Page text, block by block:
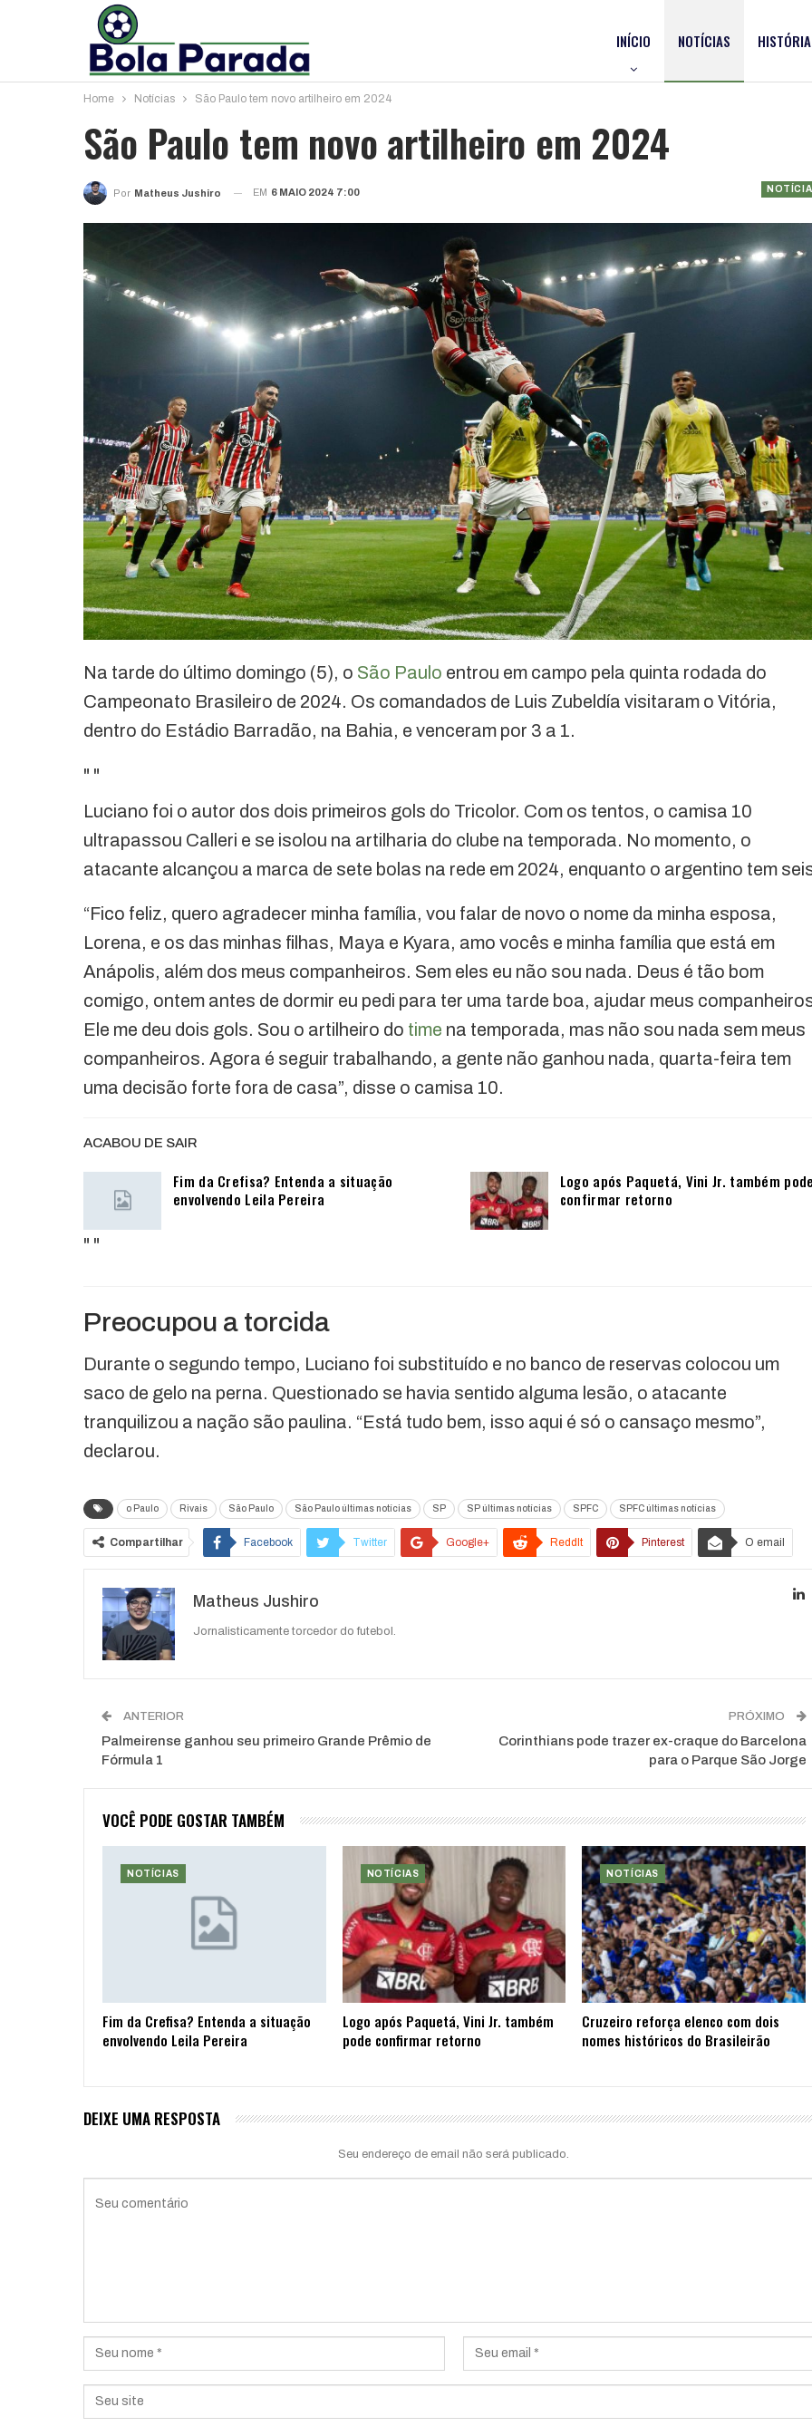
INÍCIO NOTÍCIAS HISTÓRIA
Home Notícias São Paulo tem novo artilheiro em 2024
São Paulo tem novo artilheiro em 2024
Por Matheus Jushiro EM 6 MAIO 2024 7:00
Na tarde do último domingo (5), o São Paulo entrou em campo pela quinta rodada do
Campeonato Brasileiro de 2024. Os comandados de Luis Zubeldía visitaram o Vitória,
dentro do Estádio Barradão, na Bahia, e venceram por 3 a 1.
" "
Luciano foi o autor dos dois primeiros gols do Tricolor. Com os tentos, o camisa 10
ultrapassou Calleri e se isolou na artilharia do clube na temporada. No momento, o
atacante alcançou a marca de sete bolas na rede em 2024, enquanto o argentino tem
“Fico feliz, quero agradecer minha família, vou falar de novo o nome da minha esposa,
Lorena, e os das minhas filhas, Maya e Kyara, amo vocês e minha família que está em
Anápolis, além dos meus companheiros. Sem eles eu não sou nada. Deus é tão bom
comigo, ontem antes de dormir eu pedi para ter uma tarde boa, ajudar meus
Ele me deu dois gols. Sou o artilheiro do time na temporada, mas não sou nada sem meus
companheiros. Agora é seguir trabalhando, a gente não ganhou nada, quarta-feira tem
uma decisão forte fora de casa”, disse o camisa 10.
ACABOU DE SAIR
Fim da Crefisa? Entenda a situação
envolvendo Leila Pereira
" "
Logo após Paquetá, Vini Jr. também pode
confirmar retorno
Preocupou a torcida
Durante o segundo tempo, Luciano foi substituído e no banco de reservas colocou um
saco de gelo na perna. Questionado se havia sentido alguma lesão, o atacante
tranquilizou a nação são paulina. “Está tudo bem, isso aqui é só o cansaço mesmo”,
declarou.
o Paulo Rivais São Paulo São Paulo últimas notícias SP SP últimas notícias SPFC SPFC últimas notícias
Compartilhar Facebook Twitter Google+ ReddIt Pinterest O email
Matheus Jushiro
Jornalisticamente torcedor do futebol.
ANTERIOR
Palmeirense ganhou seu primeiro Grande Prêmio de
Fórmula 1
PRÓXIMO
Corinthians pode trazer ex-craque do Barcelona
para o Parque São Jorge
VOCÊ PODE GOSTAR TAMBÉM
NOTÍCIAS
Fim da Crefisa? Entenda a situação
envolvendo Leila Pereira
NOTÍCIAS
Logo após Paquetá, Vini Jr. também
pode confirmar retorno
NOTÍCIAS
Cruzeiro reforça elenco com dois
nomes históricos do Brasileirão
DEIXE UMA RESPOSTA
Seu endereço de email não será publicado.